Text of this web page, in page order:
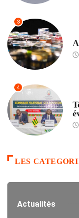
3
4
LES
Actualités